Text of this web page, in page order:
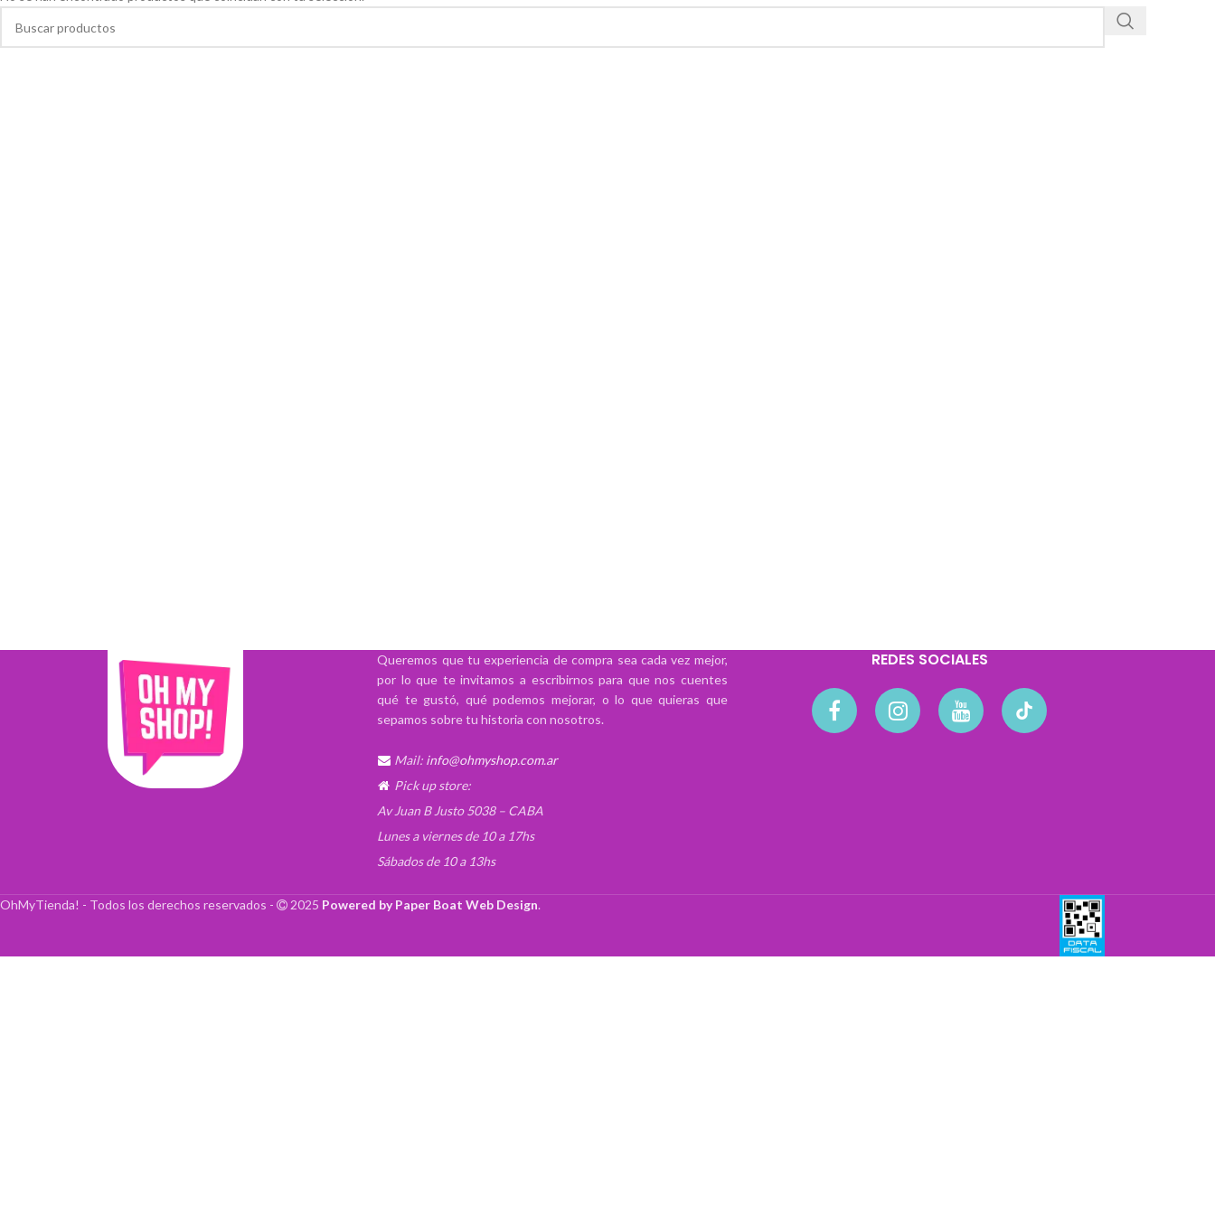
Queremos que tu experiencia de compra sea cada vez mejor,
por lo que te invitamos a escribirnos para que nos cuentes
qué te gustó, qué podemos mejorar, o lo que quieras que
sepamos sobre tu historia con nosotros.
Mail: info@ohmyshop.com.ar
Pick up store:
Av Juan B Justo 5038 – CABA
Lunes a viernes de 10 a 17hs
Sábados de 10 a 13hs
REDES SOCIALES
OhMyTienda! - Todos los derechos reservados - 2025 Powered by Paper Boat Web Design.